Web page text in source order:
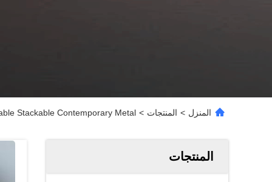
المنزل > المنتجات >
Stackable Contemporary Metal
المنتجات